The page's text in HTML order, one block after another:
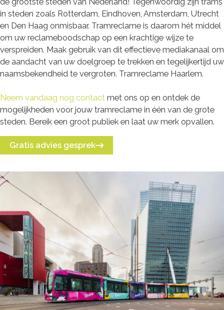
in steden zoals Rotterdam, Eindhoven, Amsterdam, Utrecht
en Den Haag onmisbaar. Tramreclame is daarom hét middel
om uw reclameboodschap op een krachtige wijze te
verspreiden. Maak gebruik van dit effectieve mediakanaal om
de aandacht van uw doelgroep te trekken en tegelijkertijd uw
naamsbekendheid te vergroten. Tramreclame Haarlem.
Neem vandaag nog contact met ons op en ontdek de
mogelijkheden voor jouw tramreclame in één van de grote
steden. Bereik een groot publiek en laat uw merk opvallen.
Gratis advies gesprek